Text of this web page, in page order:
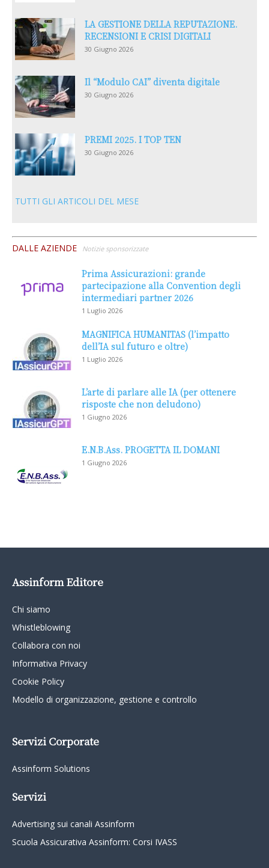
LA GESTIONE DELLA REPUTAZIONE.
RECENSIONI E CRISI DIGITALI
30 Giugno 2026
Il “Modulo CAI” diventa digitale
30 Giugno 2026
PREMI 2025. I TOP TEN
30 Giugno 2026
TUTTI GLI ARTICOLI DEL MESE
DALLE AZIENDE Notizie sponsorizzate
Prima Assicurazioni: grande
partecipazione alla Convention degli
intermediari partner 2026
1 Luglio 2026
MAGNIFICA HUMANITAS (l’impatto
dell’IA sul futuro e oltre)
1 Luglio 2026
L’arte di parlare alle IA (per ottenere
risposte che non deludono)
1 Giugno 2026
E.N.B.Ass. PROGETTA IL DOMANI
1 Giugno 2026
Assinform Editore
Chi siamo
Whistleblowing
Collabora con noi
Informativa Privacy
Cookie Policy
Modello di organizzazione, gestione e controllo
Servizi Corporate
Assinform Solutions
Servizi
Advertising sui canali Assinform
Scuola Assicurativa Assinform: Corsi IVASS